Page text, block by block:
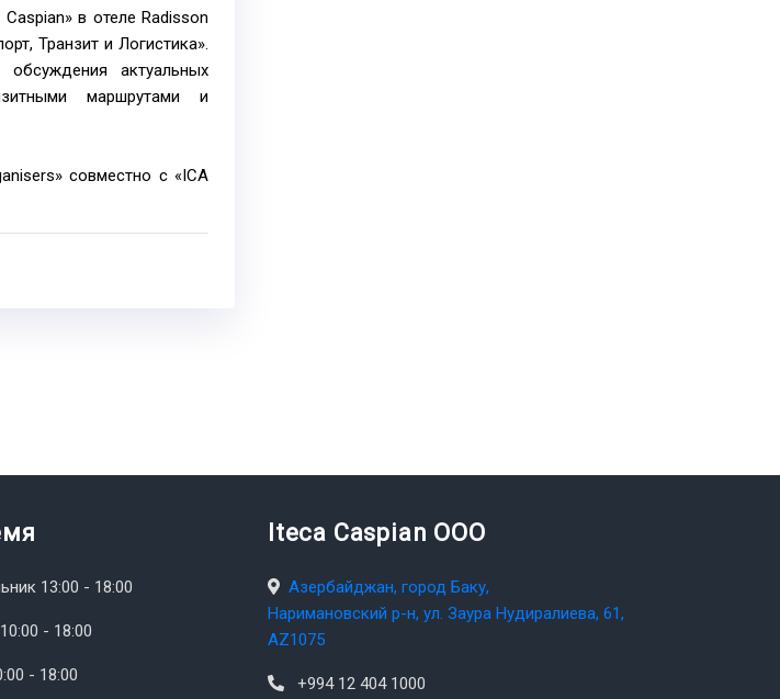
в отеле Radisson
Транзит и Логистика».
актуальных
маршрутами и
совместно с «ICA
13:00 - 18:00
- 18:00
- 18:00
Iteca Caspian OOO
Азербайджан, город Баку,
Наримановский р-н, ул. Заура Нудиралиева, 61,
AZ1075
+994 12 404 1000